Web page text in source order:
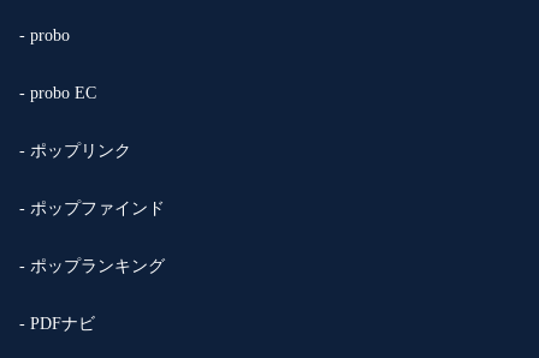
- probo
- probo EC
- ポップリンク
- ポップファインド
- ポップランキング
- PDFナビ